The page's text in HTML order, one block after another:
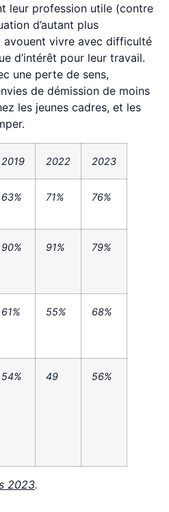
leur profession utile (contre
d’autant plus
avouent vivre avec difficulté
d’intérêt pour leur travail.
une perte de sens,
de démission de moins
les jeunes cadres, et les
2019 2022 2023
63% 71% 76%
90% 91% 79%
61% 55% 68%
54% 49 56%
2023.